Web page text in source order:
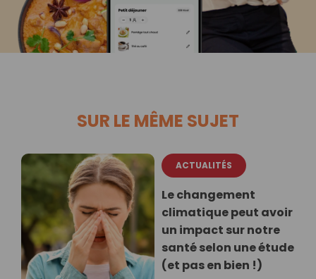
SUR LE MÊME SUJET
ACTUALITÉS
Le changement
climatique peut avoir
un impact sur notre
santé selon une étude
(et pas en bien !)